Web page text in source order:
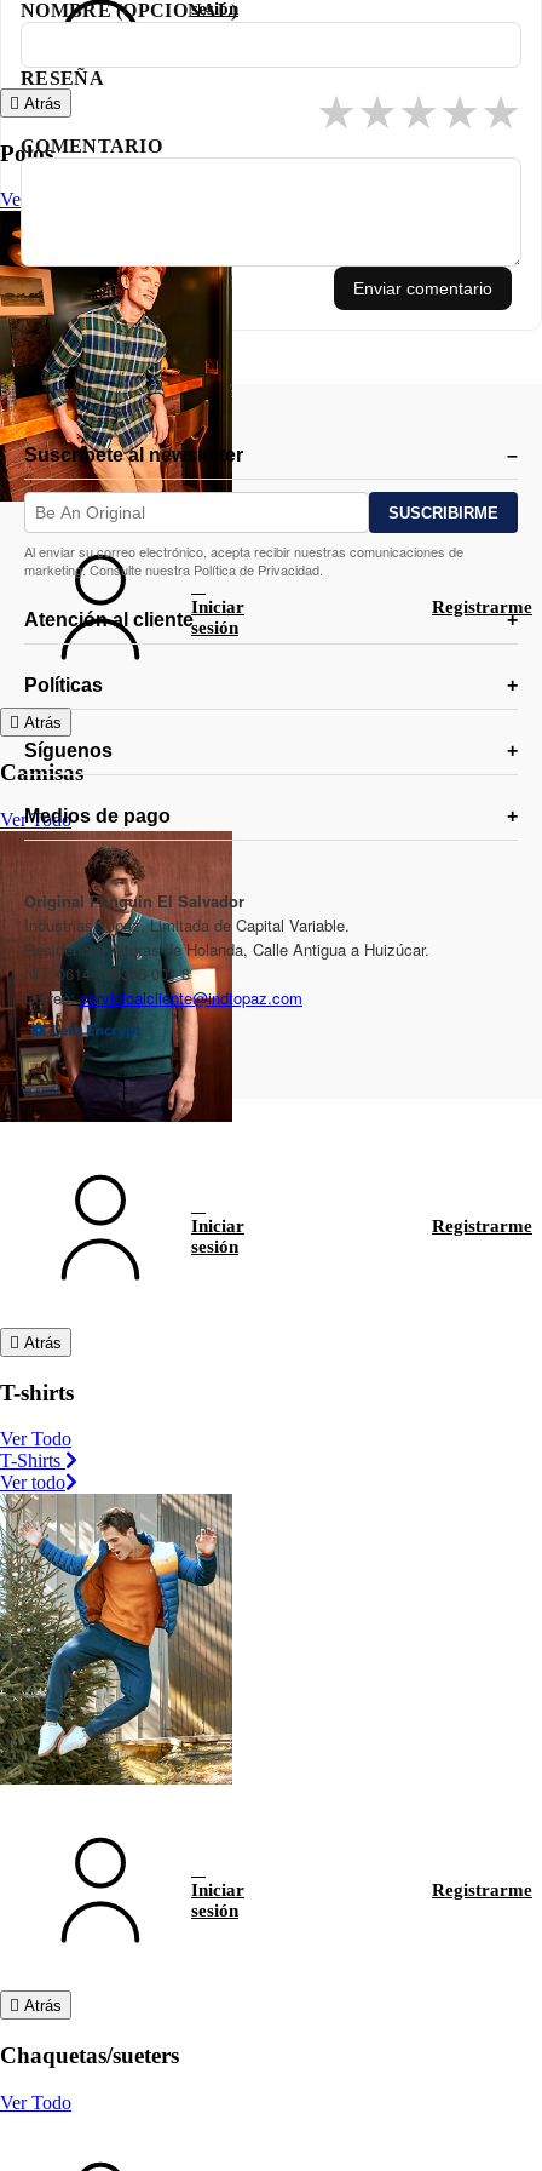
sesión
Atrás
Polos
Ver Todo
Iniciar
sesión
Registrarme
Atrás
Camisas
Ver Todo
Iniciar
sesión
Registrarme
Atrás
T-shirts
Ver Todo
T-Shirts
Ver todo
Iniciar
sesión
Registrarme
Atrás
Chaquetas/sueters
Ver Todo
NOMBRE (OPCIONAL)
RESEÑA
★
★
★
★
★
COMENTARIO
Enviar comentario
Suscríbete al newsletter
Al enviar su correo electrónico, acepta recibir nuestras comunicaciones de
marketing. Consulte nuestra Política de Privacidad.
Atención al cliente
Políticas
Síguenos
Medios de pago
Original Penguin El Salvador
Industrias Topaz, Limitada de Capital Variable.
Residencial Alturas de Holanda, Calle Antigua a Huizúcar.
NIT: 0614-150356-001-8
Correo:servicioalcliente@indtopaz.com